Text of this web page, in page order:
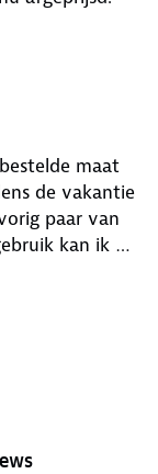
maat
de vakantie
paar van
kan ik ze